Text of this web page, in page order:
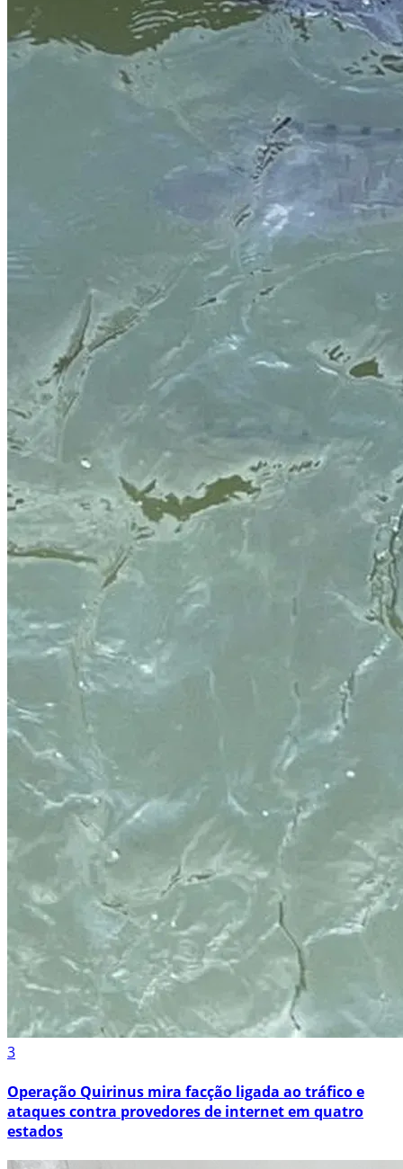
3
Operação Quirinus mira facção ligada ao tráfico e
ataques contra provedores de internet em quatro
estados